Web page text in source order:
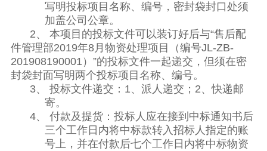
写明投标项目名称、编号，密封袋封口处须
加盖公司公章。
2、
本项目的投标文件可以装订好后与“售后配
件管理部2019年8月物资处理项目（编号JL-ZB-
201908190001）”的投标文件一起递交，但须在密
封袋封面写明两个投标项目名称、编号。
3、
投标文件递交： 1、派人递交； 2、快递邮
寄。
4、
付款及提货：投标人应在接到中标通知书后
三个工作日内将中标款转入招标人指定的账
号上，并在付款后七个工作日内将中标物资